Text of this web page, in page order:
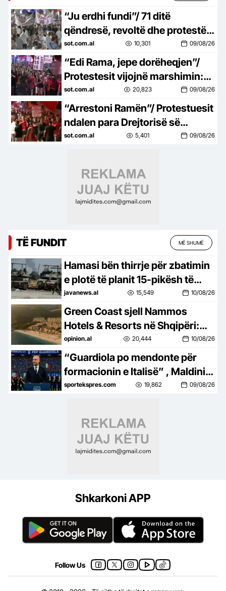
“Ju erdhi fundi”/ 71 ditë
qëndresë, revoltë dhe protestë
në rrugët e Tiranës
sot.com.al 10,301 09/08/26
“Edi Rama, jepe dorëheqjen”/
Protestesit vijojnë marshimin:
Poshtë patronazhistët,
bashkohuni me ne
sot.com.al 20,823 09/08/26
“Arrestoni Ramën”/ Protestuesit
ndalen para Drejtorisë së
Policisë së Tiranës në protestën
sot.com.al 5,401 09/08/26
TË FUNDIT MË SHUMË
Hamasi bën thirrje për zbatimin
e plotë të planit 15-pikësh të
Trumpit –
javanews.al 15,549 10/08/26
Green Coast sjell Nammos
Hotels & Resorts në Shqipëri:
Destinacion i ri lifestyle
opinion.al 20,444 10/08/26
“Guardiola po mendonte për
formacionin e Italisë” , Maldini
tregon prapaskenat: Ishim
sportekspres.com 19,862 09/08/26
Shkarkoni APP
Follow Us